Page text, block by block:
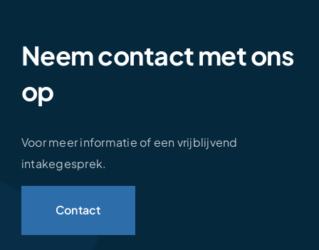
Neem contact met ons
op
Voor meer informatie of een vrijblijvend
intakegesprek.
Contact